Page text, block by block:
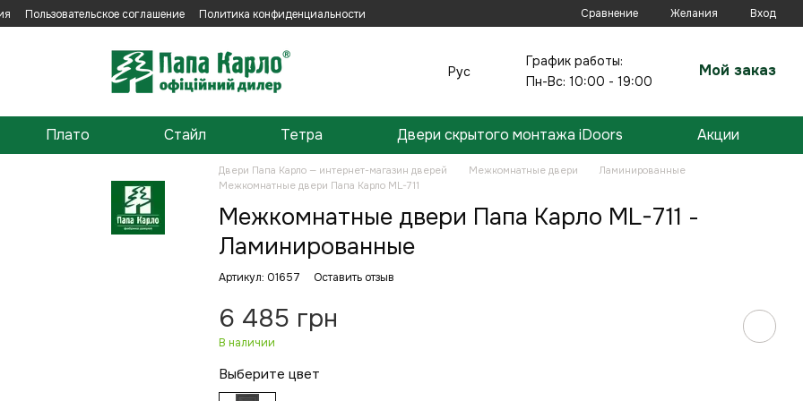
Пользовательское соглашение Политика конфиденциальности Сравнение Желания Вход
Рус
График работы:
Пн-Вс: 10:00 - 19:00
Мой заказ
Плато Стайл Тетра Двери скрытого монтажа iDoors Акции
Двери Папа Карло — интернет-магазин дверей Межкомнатные двери
Ламинированные
Межкомнатные двери Папа Карло ML-711
Межкомнатные двери Папа Карло ML-711 -
Ламинированные
Артикул: 01657 Оставить отзыв
6 485 грн
В наличии
Выберите цвет